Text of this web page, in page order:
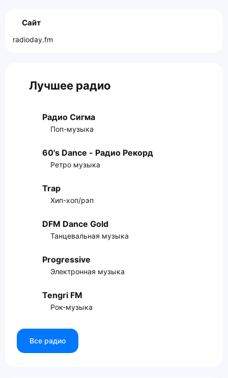
Сайт
radioday.fm
Лучшее радио
Радио Сигма
Поп-музыка
60's Dance - Радио Рекорд
Ретро музыка
Trap
Хип-хоп/рэп
DFM Dance Gold
Танцевальная музыка
Progressive
Электронная музыка
Tengri FM
Рок-музыка
Все радио